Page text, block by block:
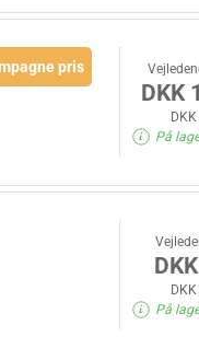
pris
DKK
På
På